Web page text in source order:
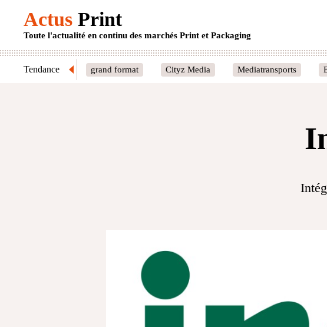
Actus Print
Toute l'actualité en continu des marchés Print et Packaging
Tendance grand format Cityz Media Mediatransports